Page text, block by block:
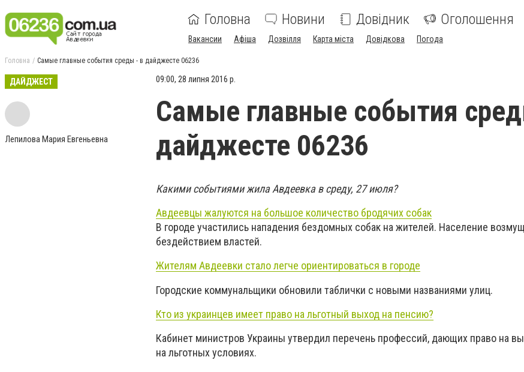
Головна Новини Довідник Оголошення
Вакансии Афіша Дозвілля Карта міста Довідкова Погода
Головна Самые главные события среды - в дайджесте 06236
ДАЙДЖЕСТ
Лепилова Мария Евгеньевна
09:00, 28 липня 2016 р.
Самые главные события
дайджесте 06236
Какими событиями жила Авдеевка в среду, 27 июля?
Авдеевцы жалуются на большое количество бродячих собак
В городе участились нападения бездомных собак на жителей. Население
бездействием властей.
Жителям Авдеевки стало легче ориентироваться в городе
Городские коммунальщики обновили таблички с новыми названиями улиц.
Кто из украинцев имеет право на льготный выход на пенсию?
Кабинет министров Украины утвердил перечень профессий, дающих право на
на льготных условиях.